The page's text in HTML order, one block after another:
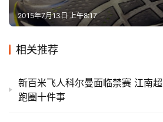
2015年7月13日 上午8:17
相关推荐
新百米飞人科尔曼面临禁赛 江南超
跑圈十件事